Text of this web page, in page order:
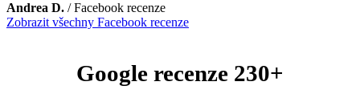
Andrea D. /Facebook recenze
Zobrazit všechny Facebook recenze
Google recenze 230+